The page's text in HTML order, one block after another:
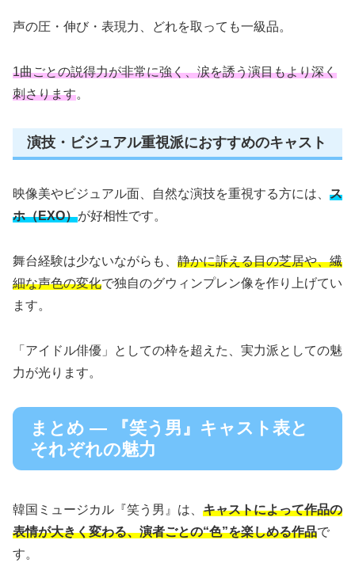
声の圧・伸び・表現力、どれを取っても一級品。
1曲ごとの説得力が非常に強く、涙を誘う演目もより深く
刺さります。
演技・ビジュアル重視派におすすめのキャスト
映像美やビジュアル面、自然な演技を重視する方には、 ス
ホ（EXO）が好相性です。
舞台経験は少ないながらも、 静かに訴える目の芝居や、繊
細な声色の変化で独自のグウィンプレン像を作り上げてい
ます。
「アイドル俳優」としての枠を超えた、実力派としての魅
力が光ります。
まとめ — 『笑う男』キャスト表と
それぞれの魅力
韓国ミュージカル『笑う男』は、 キャストによって作品の
表情が大きく変わる、演者ごとの“色”を楽しめる作品で
す。